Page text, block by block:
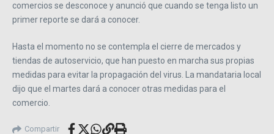
comercios se desconoce y anunció que cuando se tenga listo un
primer reporte se dará a conocer.
Hasta el momento no se contempla el cierre de mercados y
tiendas de autoservicio, que han puesto en marcha sus propias
medidas para evitar la propagación del virus. La mandataria local
dijo que el martes dará a conocer otras medidas para el
comercio.
Compartir